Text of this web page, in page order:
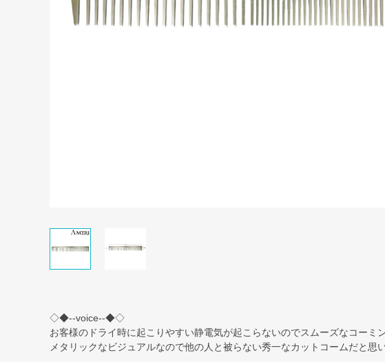
◇◆--voice--◆◇
お客様のドライ時に起こりやすい静電気が起こらないのでスムーズなコーミ
メタリックなビジュアルなので他の人と被らない秀一なカットコームだと思い